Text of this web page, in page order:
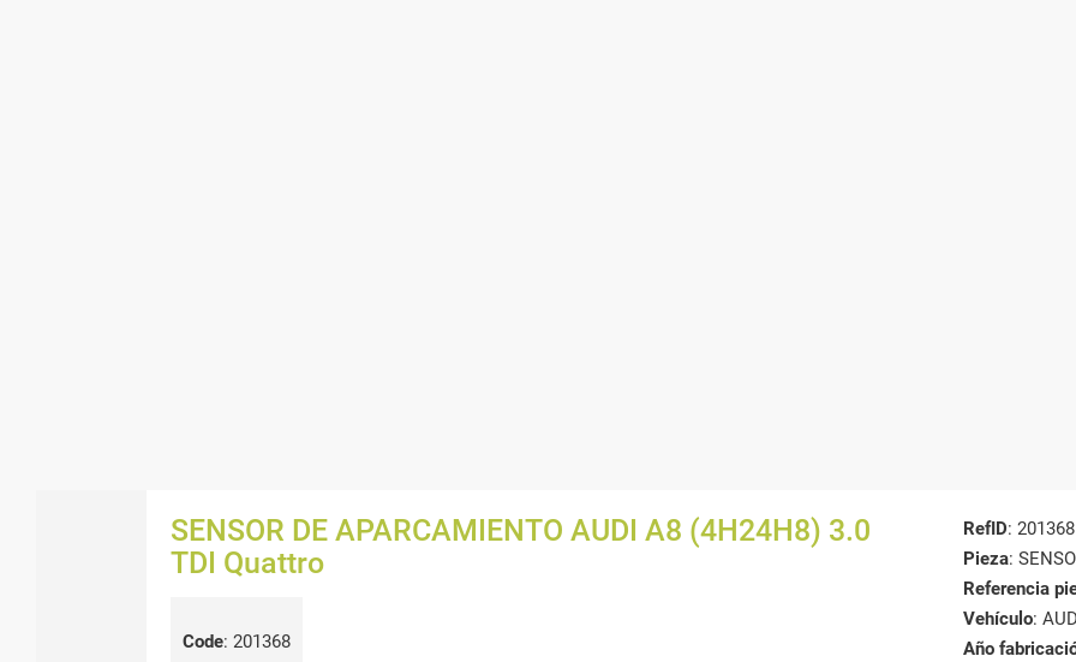
SENSOR DE APARCAMIENTO AUDI A8 (4H24H8) 3.0
TDI Quattro
Code: 201368
RefID: 201368
Pieza:
Referencia
Vehículo:
Año